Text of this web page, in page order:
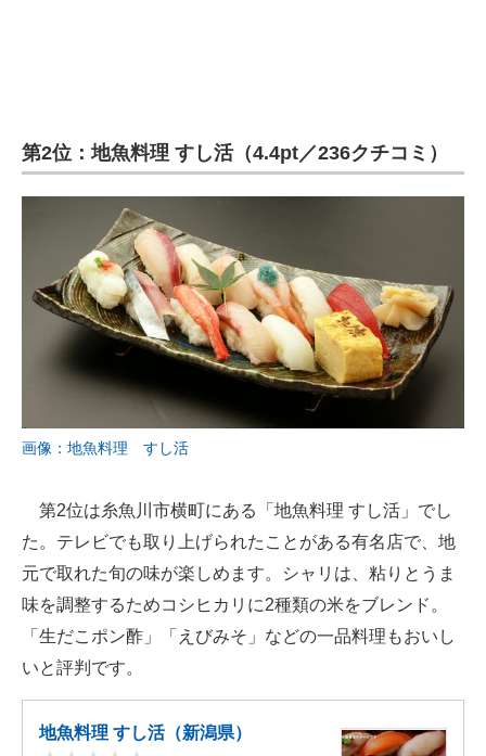
第2位：地魚料理 すし活（4.4pt／236クチコミ）
画像：地魚料理 すし活
第2位は糸魚川市横町にある「地魚料理 すし活」でし
た。テレビでも取り上げられたことがある有名店で、地
元で取れた旬の味が楽しめます。シャリは、粘りとうま
味を調整するためコシヒカリに2種類の米をブレンド。
「生だこポン酢」「えびみそ」などの一品料理もおいし
いと評判です。
地魚料理 すし活（新潟県）